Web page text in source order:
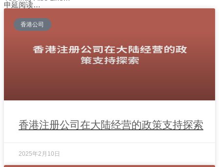
申延阅读…
香港公司
香港注册公司在大陆经营的政策支持探索
2025年2月10日